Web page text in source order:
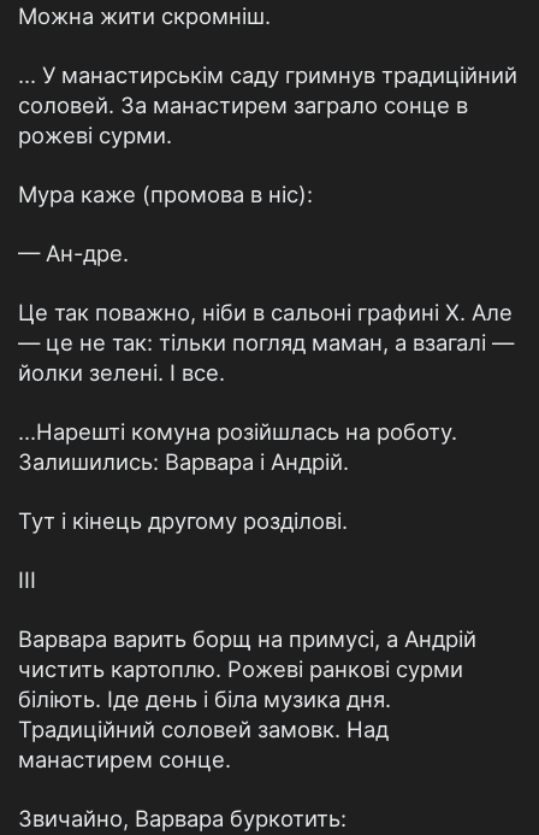
Можна жити скромніш.
... У манастирськім саду гримнув традиційний
соловей. За манастирем заграло сонце в
рожеві сурми.
Мура каже (промова в ніс):
— Ан-дре.
Це так поважно, ніби в сальоні графині X. Але
— це не так: тільки погляд маман, а взагалі —
йолки зелені. І все.
...Нарешті комуна розійшлась на роботу.
Залишились: Варвара і Андрій.
Тут і кінець другому розділові.
III
Варвара варить борщ на примусі, а Андрій
чистить картоплю. Рожеві ранкові сурми
біліють. Іде день і біла музика дня.
Традиційний соловей замовк. Над
манастирем сонце.
Звичайно, Варвара буркотить: